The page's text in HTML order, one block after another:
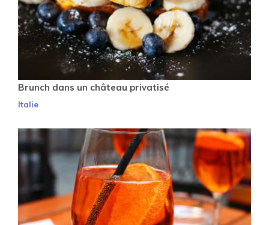
Brunch dans un château privatisé
Italie